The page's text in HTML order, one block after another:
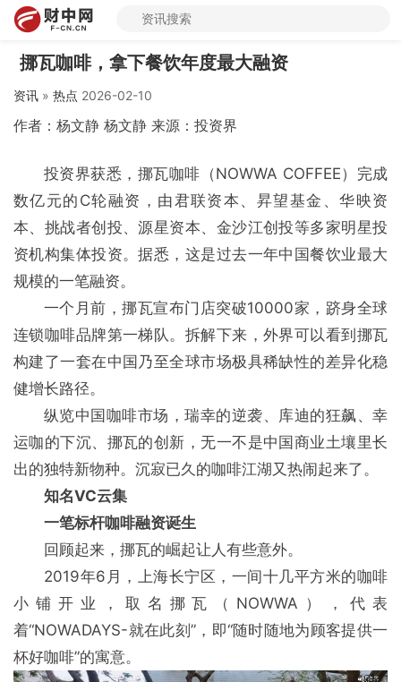
挪瓦咖啡，拿下餐饮年度最大融资
资讯 » 热点 2026-02-10
作者：杨文静 杨文静 来源：投资界
投资界获悉，挪瓦咖啡（NOWWA COFFEE）完成
数亿元的C轮融资，由君联资本、昇望基金、华映资
本、挑战者创投、源星资本、金沙江创投等多家明星投
资机构集体投资。据悉，这是过去一年中国餐饮业最大
规模的一笔融资。
一个月前，挪瓦宣布门店突破10000家，跻身全球
连锁咖啡品牌第一梯队。拆解下来，外界可以看到挪瓦
构建了一套在中国乃至全球市场极具稀缺性的差异化稳
健增长路径。
纵览中国咖啡市场，瑞幸的逆袭、库迪的狂飙、幸
运咖的下沉、挪瓦的创新，无一不是中国商业土壤里长
出的独特新物种。沉寂已久的咖啡江湖又热闹起来了。
知名VC云集
一笔标杆咖啡融资诞生
回顾起来，挪瓦的崛起让人有些意外。
2019年6月，上海长宁区，一间十几平方米的咖啡
小铺开业，取名挪瓦（NOWWA），代表
着“NOWADAYS-就在此刻”，即“随时随地为顾客提供一
杯好咖啡”的寓意。